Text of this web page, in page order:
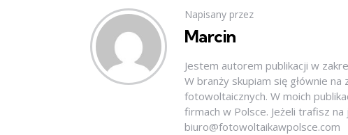
Napisany przez
Marcin
Jestem autorem publikacji w
W branży skupiam się głównie
fotowoltaicznych. W moich
firmach w Polsce. Jeżeli trafisz na
biuro@fotowoltaikawpolsce.com